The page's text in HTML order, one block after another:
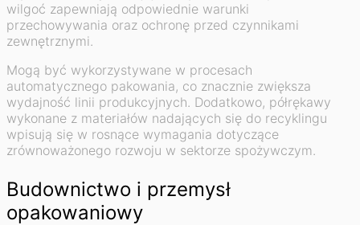
wilgoć zapewniają odpowiednie warunki
przechowywania oraz ochronę przed czynnikami
zewnętrznymi.
Mogą być wykorzystywane w procesach
automatycznego pakowania, co znacznie zwiększa
wydajność linii produkcyjnych. Dodatkowo, półrękawy
wykonane z materiałów nadających się do recyklingu
wpisują się w rosnące wymagania dotyczące
zrównoważonego rozwoju w sektorze spożywczym.
Budownictwo i przemysł
opakowaniowy